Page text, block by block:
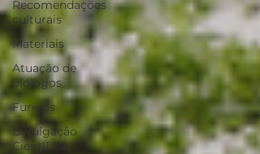
Recomendações
culturais
Materiais
Atuação de
biólogos
Fungos
Divulgação
Científica